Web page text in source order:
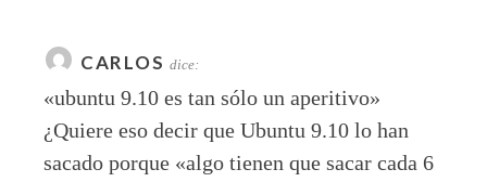
CARLOS dice:
«ubuntu 9.10 es tan sólo un aperitivo»
¿Quiere eso decir que Ubuntu 9.10 lo han
sacado porque «algo tienen que sacar cada 6